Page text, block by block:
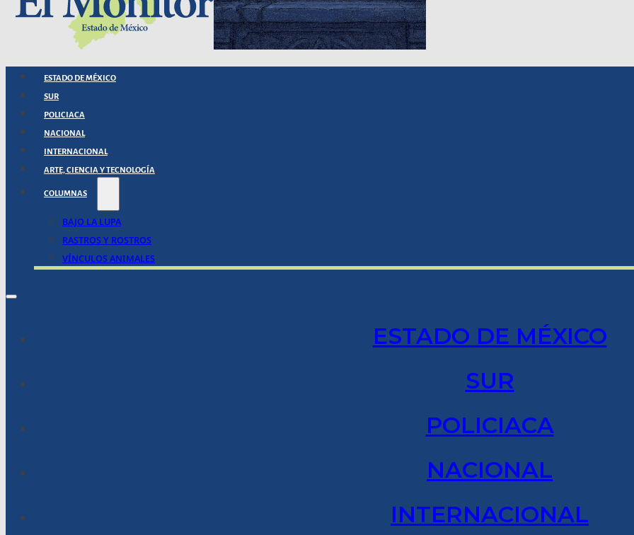
ESTADO DE MÉXICO
SUR
POLICIACA
NACIONAL
INTERNACIONAL
ARTE, CIENCIA Y TECNOLOGÍA
COLUMNAS
BAJO LA LUPA
RASTROS Y ROSTROS
VÍNCULOS ANIMALES
ESTADO DE MÉXICO
SUR
POLICIACA
NACIONAL
INTERNACIONAL